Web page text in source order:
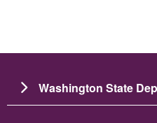
Washington State